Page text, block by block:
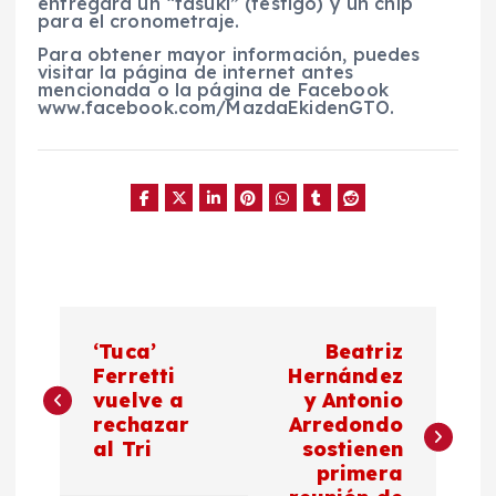
para el cronometraje.
Para obtener mayor información, puedes
visitar la página de internet antes
mencionada o la página de Facebook
www.facebook.com/MazdaEkidenGTO.
a
‘Tuca’
Ferretti
vuelve a
rechazar
al Tri
Beatriz
Hernández
y Antonio
Arredondo
sostienen
primera